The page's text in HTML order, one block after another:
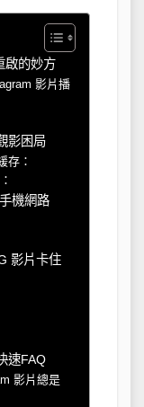
啟的妙方
影片播
影困局
存：
機網路
影片卡住
速FAQ
影片總是